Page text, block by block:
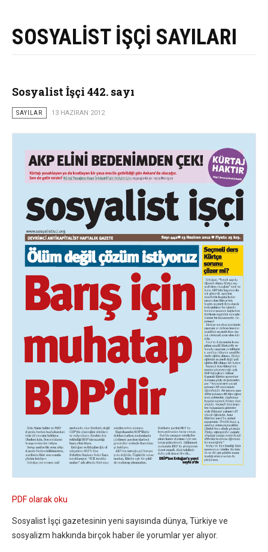
SOSYALİST İŞÇİ SAYILARI
Sosyalist İşçi 442. sayı
SAYILAR 13 HAZIRAN 2012
PDF olarak oku
Sosyalist İşçi gazetesinin yeni sayısında dünya, Türkiye ve
sosyalizm hakkında birçok haber ile yorumlar yer alıyor.